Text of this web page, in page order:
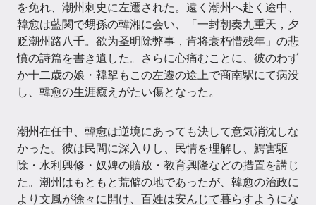
を免れ、潮州刺史に左遷された。遠く潮州へ赴く途中、
韓愈は藍関で甥孫の韓湘に会い、「一封朝奏九重天，夕
贬潮州路八千。欲为圣明除弊事，肯将衰朽惜残年」の悲
憤の詩篇を書き遺した。さらに心痛むことに、彼のわず
か十二歳の娘・韓挐もこの左遷の途上で商南駅にて病没
し、韓愈の生涯癒えがたい傷となった。
潮州在任中、韓愈は逆境にあっても決して意気消沈しな
かった。彼は民間に深入りし、民情を理解し、鰐害駆
除・水利興修・奴婢の贖放・教育興隆などの措置を講じ
た。潮州はもともと荒僻の地であったが、韓愈の治政に
より文風が徐々に開け、百姓は安んじて暮らすようにな